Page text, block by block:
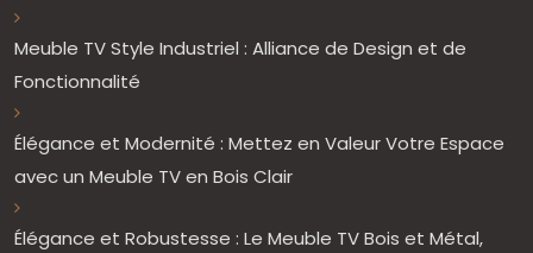
Meuble TV Style Industriel : Alliance de Design et de
Fonctionnalité
Élégance et Modernité : Mettez en Valeur Votre Espace
avec un Meuble TV en Bois Clair
Élégance et Robustesse : Le Meuble TV Bois et Métal,